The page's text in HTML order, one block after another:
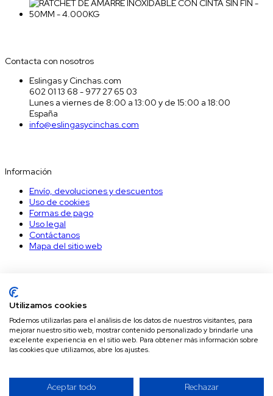
Contacta con nosotros
Eslingas y Cinchas.com
602 01 13 68 - 977 27 65 03
Lunes a viernes de 8:00 a 13:00 y de 15:00 a 18:00
España
info@eslingasycinchas.com
Información
Envío, devoluciones y descuentos
Uso de cookies
Formas de pago
Uso legal
Contáctanos
Mapa del sitio web
Suscríbete a nuestro boletín para recibir los últimos descuentos.
Puede darse de baja en cualquier momento. Para ello, consulte
nuestra información de contacto en el aviso legal.
Utilizamos cookies
Podemos utilizarlas para el análisis de los datos de nuestros visitantes, para
mejorar nuestro sitio web, mostrar contenido personalizado y brindarle una
excelente experiencia en el sitio web. Para obtener más información sobre
las cookies que utilizamos, abre los ajustes.
Aceptar todo Rechazar